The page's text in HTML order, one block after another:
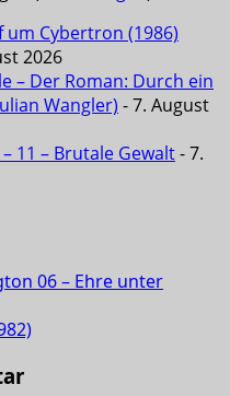
Cybertron (1986)
2026
– Der Roman: Durch ein
Wangler) - 7. August
11 – Brutale Gewalt- 7.
06 – Ehre unter